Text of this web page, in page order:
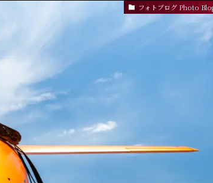
フォトブログ Photo